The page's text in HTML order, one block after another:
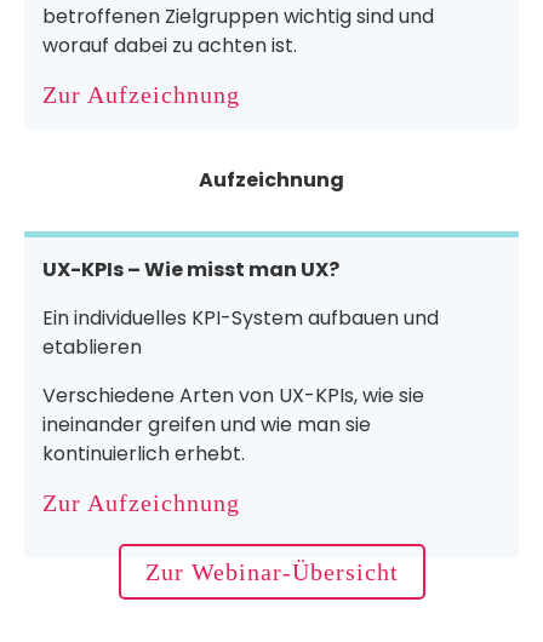
betroffenen Zielgruppen wichtig sind und
worauf dabei zu achten ist.
Zur Aufzeichnung
Aufzeichnung
UX-KPIs – Wie misst man UX?
Ein individuelles KPI-System aufbauen und
etablieren
Verschiedene Arten von UX-KPIs, wie sie
ineinander greifen und wie man sie
kontinuierlich erhebt.
Zur Aufzeichnung
Zur Webinar-Übersicht